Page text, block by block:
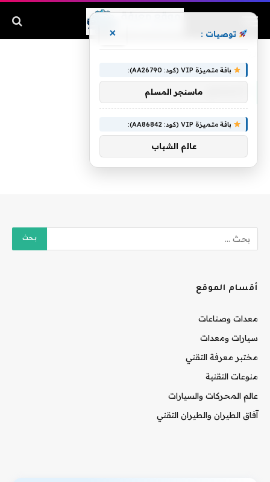
أقسام الموقع
معدات وصناعات
سيارات ومعدات
مختبر معرفة التقني
منوعات التقنية
عالم المحركات والسيارات
آفاق الطيران والطيران التقني
توصيات : ×
باقة متميزة VIP (كود: AA26790):
ماسنجر المسلم
باقة متميزة VIP (كود: AA86842):
عالم الشباب